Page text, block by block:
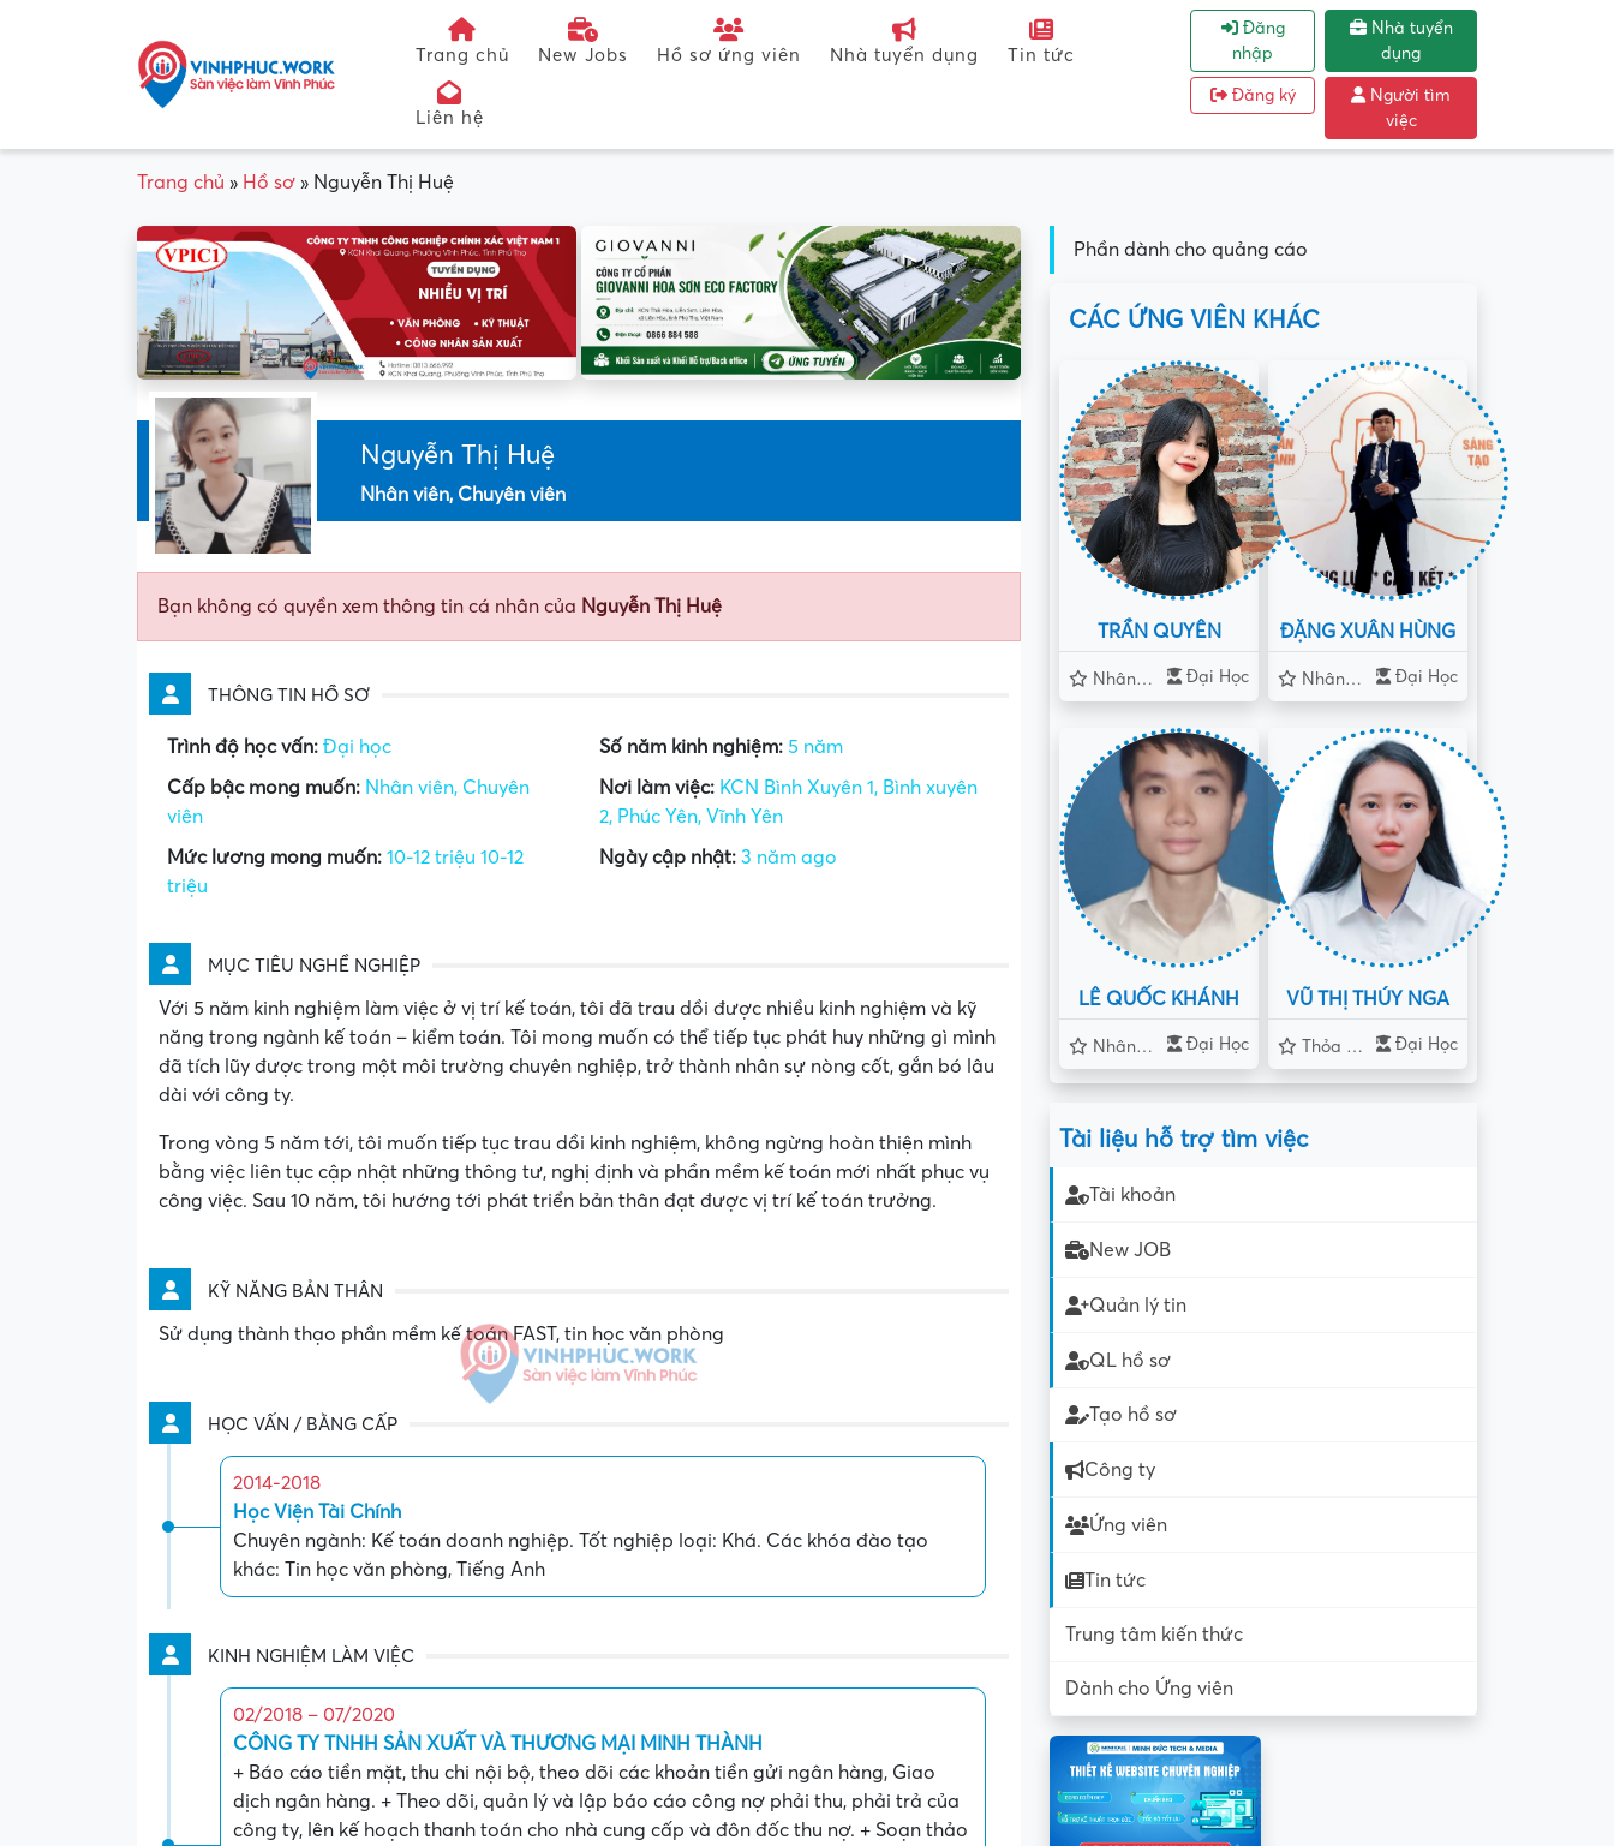
Trang chủ New Jobs Hồ sơ ứng viên Nhà tuyển dụng Tin tức
Liên hệ
Đăng
nhập
Đăng ký
Nhà tuyển
dụng
Người tìm
việc
Trang chủ » Hồ sơ » Nguyễn Thị Huệ
Nguyễn Thị Huệ
Nhân viên, Chuyên viên
Bạn không có quyền xem thông tin cá nhân của Nguyễn Thị Huệ
THÔNG TIN HỒ SƠ
Trình độ học vấn: Đại học Số năm kinh nghiệm: 5 năm
Cấp bậc mong muốn: Nhân viên, Chuyên
viên
Nơi làm việc: KCN Bình Xuyên 1, Bình xuyên
2, Phúc Yên, Vĩnh Yên
Mức lương mong muốn: 10-12 triệu 10-12
triệu
Ngày cập nhật: 3 năm ago
MỤC TIÊU NGHỀ NGHIỆP
Với 5 năm kinh nghiệm làm việc ở vị trí kế toán, tôi đã trau dồi được nhiều kinh nghiệm và kỹ
năng trong ngành kế toán – kiểm toán. Tôi mong muốn có thể tiếp tục phát huy những gì mình
đã tích lũy được trong một môi trường chuyên nghiệp, trở thành nhân sự nòng cốt, gắn bó lâu
dài với công ty.
Trong vòng 5 năm tới, tôi muốn tiếp tục trau dồi kinh nghiệm, không ngừng hoàn thiện mình
bằng việc liên tục cập nhật những thông tư, nghị định và phần mềm kế toán mới nhất phục vụ
công việc. Sau 10 năm, tôi hướng tới phát triển bản thân đạt được vị trí kế toán trưởng.
KỸ NĂNG BẢN THÂN
Sử dụng thành thạo phần mềm kế toán FAST, tin học văn phòng
HỌC VẤN / BẰNG CẤP
2014-2018
Học Viện Tài Chính
Chuyên ngành: Kế toán doanh nghiệp. Tốt nghiệp loại: Khá. Các khóa đào tạo
khác: Tin học văn phòng, Tiếng Anh
KINH NGHIỆM LÀM VIỆC
02/2018 – 07/2020
CÔNG TY TNHH SẢN XUẤT VÀ THƯƠNG MẠI MINH THÀNH
+ Báo cáo tiền mặt, thu chi nội bộ, theo dõi các khoản tiền gửi ngân hàng, Giao
dịch ngân hàng. + Theo dõi, quản lý và lập báo cáo công nợ phải thu, phải trả của
công ty, lên kế hoạch thanh toán cho nhà cung cấp và đôn đốc thu nợ. + Soạn thảo
Phần dành cho quảng cáo
CÁC ỨNG VIÊN KHÁC
TRẦN QUYÊN
Nhân Viên Đại Học
ĐẶNG XUÂN HÙNG
Nhân Viên Đại Học
LÊ QUỐC KHÁNH
Nhân Viên Văn Phòng Đại Học
VŨ THỊ THÚY NGA
Thỏa Thuận Đại Học
Tài liệu hỗ trợ tìm việc
Tài khoản
New JOB
Quản lý tin
QL hồ sơ
Tạo hồ sơ
Công ty
Ứng viên
Tin tức
Trung tâm kiến thức
Dành cho Ứng viên